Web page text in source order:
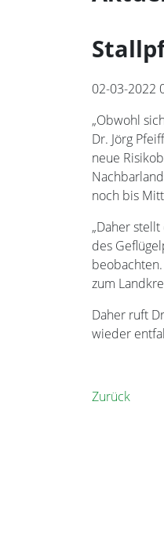
02-03-2022
„Obwohl
Dr. Jörg
neue
noch bis
„Daher
des
zum
Daher ruft
wieder
Zurück